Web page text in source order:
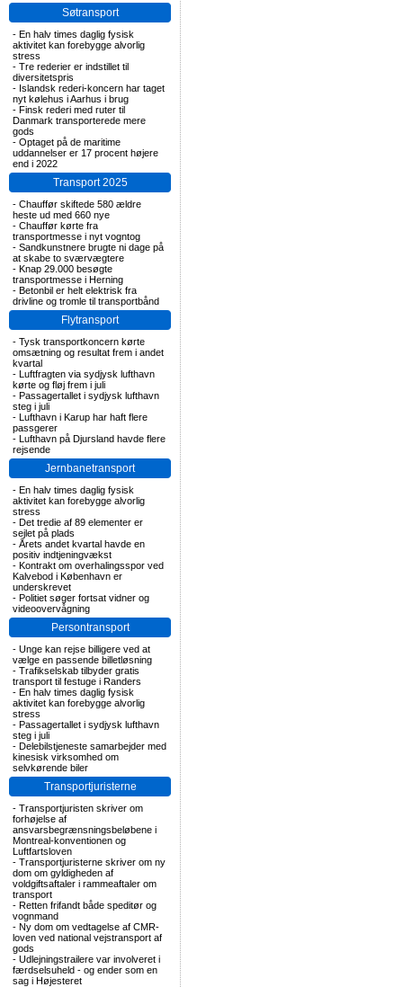
Søtransport
- En halv times daglig fysisk
aktivitet kan forebygge alvorlig
stress
- Tre rederier er indstillet til
diversitetspris
- Islandsk rederi-koncern har taget
nyt kølehus i Aarhus i brug
- Finsk rederi med ruter til
Danmark transporterede mere
gods
- Optaget på de maritime
uddannelser er 17 procent højere
end i 2022
Transport 2025
- Chauffør skiftede 580 ældre
heste ud med 660 nye
- Chauffør kørte fra
transportmesse i nyt vogntog
- Sandkunstnere brugte ni dage på
at skabe to sværvægtere
- Knap 29.000 besøgte
transportmesse i Herning
- Betonbil er helt elektrisk fra
drivline og tromle til transportbånd
Flytransport
- Tysk transportkoncern kørte
omsætning og resultat frem i andet
kvartal
- Luftfragten via sydjysk lufthavn
kørte og fløj frem i juli
- Passagertallet i sydjysk lufthavn
steg i juli
- Lufthavn i Karup har haft flere
passgerer
- Lufthavn på Djursland havde flere
rejsende
Jernbanetransport
- En halv times daglig fysisk
aktivitet kan forebygge alvorlig
stress
- Det tredie af 89 elementer er
sejlet på plads
- Årets andet kvartal havde en
positiv indtjeningvækst
- Kontrakt om overhalingsspor ved
Kalvebod i København er
underskrevet
- Politiet søger fortsat vidner og
videoovervågning
Persontransport
- Unge kan rejse billigere ved at
vælge en passende billetløsning
- Trafikselskab tilbyder gratis
transport til festuge i Randers
- En halv times daglig fysisk
aktivitet kan forebygge alvorlig
stress
- Passagertallet i sydjysk lufthavn
steg i juli
- Delebilstjeneste samarbejder med
kinesisk virksomhed om
selvkørende biler
Transportjuristerne
- Transportjuristen skriver om
forhøjelse af
ansvarsbegrænsningsbeløbene i
Montreal-konventionen og
Luftfartsloven
- Transportjuristerne skriver om ny
dom om gyldigheden af
voldgiftsaftaler i rammeaftaler om
transport
- Retten frifandt både speditør og
vognmand
- Ny dom om vedtagelse af CMR-
loven ved national vejstransport af
gods
- Udlejningstrailere var involveret i
færdselsuheld - og ender som en
sag i Højesteret